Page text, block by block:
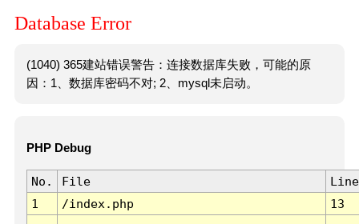
Database Error
(1040) 365建站错误警告：连接数据库失败，可能的原
因：1、数据库密码不对; 2、mysql未启动。
PHP Debug
No. File
Line
1
/index.php 13